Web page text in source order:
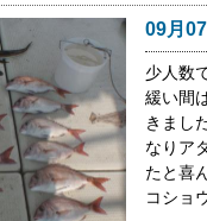
09月
少人数
緩い間
きまし
なりア
たと喜
コショ